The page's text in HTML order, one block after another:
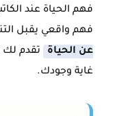
فهم الحياة عند
فهم واقعي يقبل
عن الحياة
تقدم لك
غاية وجودك.